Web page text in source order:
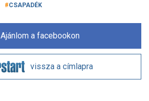
CSAPADÉK
Ajánlom a facebookon
vissza a címlapra